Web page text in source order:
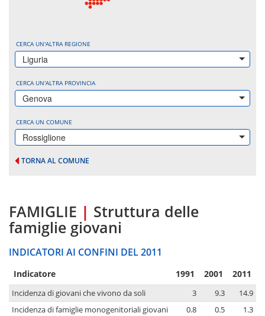
CERCA UN'ALTRA REGIONE
Liguria
CERCA UN'ALTRA PROVINCIA
Genova
CERCA UN COMUNE
Rossiglione
TORNA AL COMUNE
FAMIGLIE | Struttura delle
famiglie giovani
INDICATORI AI CONFINI DEL 2011
Indicatore 1991 2001 2011
Incidenza di giovani che vivono da soli 3 9.3
14.9
Incidenza di famiglie monogenitoriali giovani
0.8 0.5
1.3